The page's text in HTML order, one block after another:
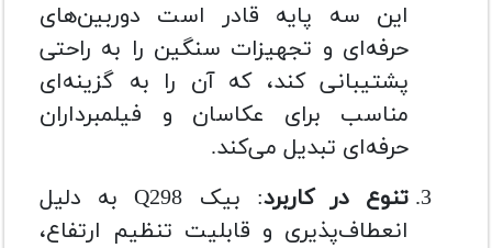
این سه پایه قادر است دوربین‌های
حرفه‌ای و تجهیزات سنگین را به راحتی
پشتیبانی کند، که آن را به گزینه‌ای
مناسب برای عکاسان و فیلمبرداران
حرفه‌ای تبدیل می‌کند.
تنوع در کاربرد
: بیک Q298 به دلیل
انعطاف‌پذیری و قابلیت تنظیم ارتفاع،